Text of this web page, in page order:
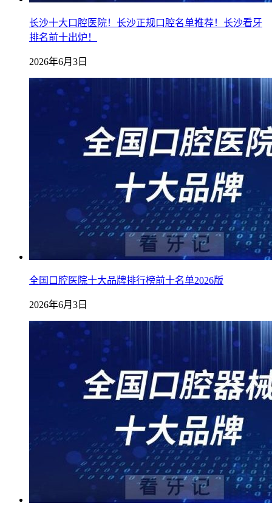
长沙十大口腔医院！长沙正规口腔名单推荐！长沙看牙
排名前十出炉！
2026年6月3日
全国口腔医院十大品牌排行榜前十名单2026版
2026年6月3日